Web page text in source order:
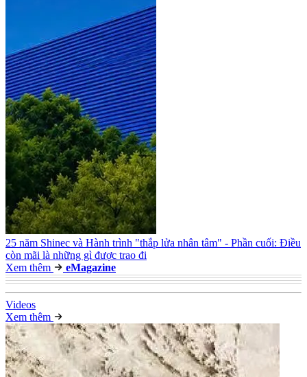
25 năm Shinec và Hành trình "thắp lửa nhân tâm" - Phần cuối: Điều
còn mãi là những gì được trao đi
Xem thêm
eMagazine
Videos
Xem thêm